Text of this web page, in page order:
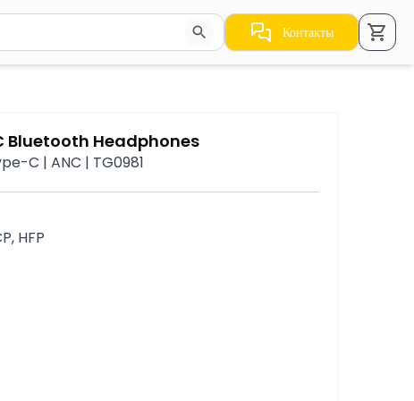
для навигации по результатам.
Контакты
Bluetooth Headphones
C | ANC | TG0981
HFP